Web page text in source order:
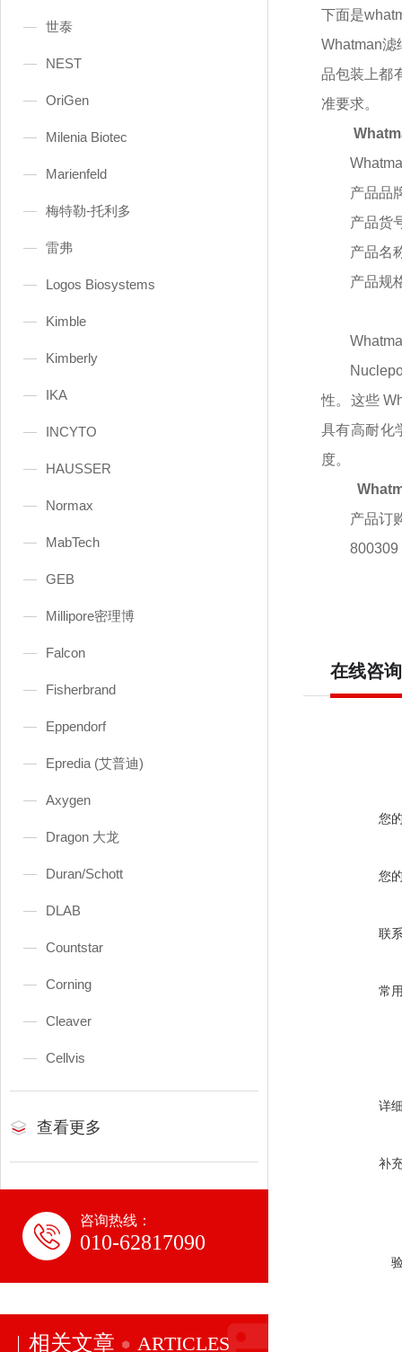
世泰
NEST
OriGen
Milenia Biotec
Marienfeld
梅特勒-托利多
雷弗
Logos Biosystems
Kimble
Kimberly
IKA
INCYTO
HAUSSER
Normax
MabTech
GEB
Millipore密理博
Falcon
Fisherbrand
Eppendorf
Epredia (艾普迪)
Axygen
Dragon 大龙
Duran/Schott
DLAB
Countstar
Corning
Cleaver
Cellvis
查看更多
咨询热线：
010-62817090
相关文章 ARTICLES
下面是
Whatman滤
品包装上都
准要求。
产品品
产品货
产品名
产品规
性。这些
具有高耐化
度。
产品订
在线咨询
您
您
联
常
详
补